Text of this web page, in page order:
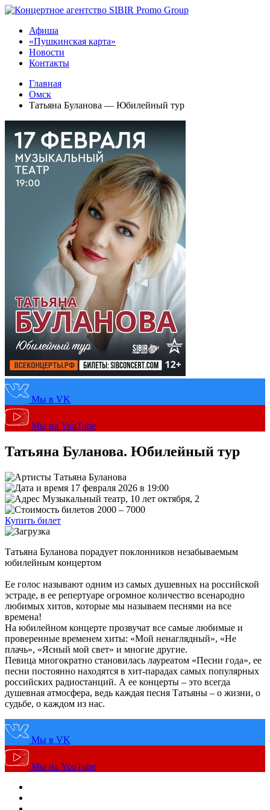
Афиша
«Пушкинская карта»
Новости
Контакты
Главная
Омск
Татьяна Буланова — Юбилейный тур
Мы в VK
Мы на YouTube
Татьяна Буланова. Юбилейный тур
Татьяна Буланова
17 февраля 2026 в 19:00
Музыкальный театр, 10 лет октября, 2
2000 – 7000
Купить билет
Татьяна Буланова порадует поклонников незабываемым
юбилейным концертом
Ее голос называют одним из самых душевных на российской
эстраде, в ее репертуаре огромное количество всенародно
любимых хитов, которые мы называем песнями на все
времена!
На юбилейном концерте прозвучат все самые любимые и
проверенные временем хиты: «Мой ненаглядный», «Не
плачь», «Ясный мой свет» и многие другие.
Певица многократно становилась лауреатом «Песни года», ее
песни постоянно находятся в хит-парадах самых популярных
российских радиостанций. А ее концерты – это всегда
душевная атмосфера, ведь каждая песня Татьяны – о жизни, о
судьбе, о каждом из нас.
Мы в VK
Мы на YouTube